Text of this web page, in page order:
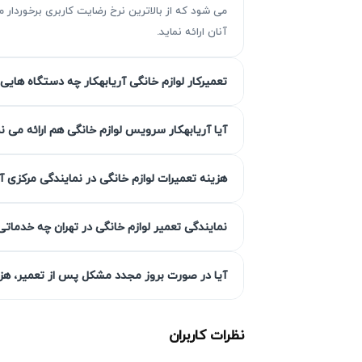
مصرف انرژی و هزینه‌های گزاف شود. با
قیمت تعمیر دستگاه بخور سرد امسیگ است.
تعمیرات دستگاه بخور سرد امسیگ می‌شوند.
احتمال از کار افتادن کامل دستگاه
می شود که از بالاترین نرخ رضایت کاربری
آنان ارائه نماید.
تعمیرکار لوازم خانگی آریابهکار چه دستگاه
آیا آریابهکار سرویس لوازم خانگی هم ارائه می
هزینه تعمیرات لوازم خانگی در نمایندگی
نمایندگی تعمیر لوازم خانگی در تهران چه
آیا در صورت بروز مجدد مشکل پس از تعمیر،
نظرات کاربران